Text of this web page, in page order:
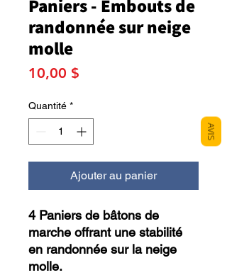
Paniers - Embouts de
randonnée sur neige
molle
10,00 $
Quantité *
Ajouter au panier
4 Paniers de bâtons de
marche offrant une stabilité
en randonnée sur la neige
molle.
AVIS